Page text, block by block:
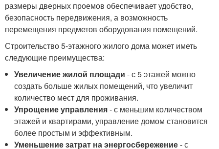
размеры дверных проемов обеспечивает удобство,
безопасность передвижения, а возможность
перемещения предметов оборудования помещений.
Строительство 5-этажного жилого дома может иметь
следующие преимущества:
Увеличение жилой площади - с 5 этажей можно
создать больше жилых помещений, что увеличит
количество мест для проживания.
Упрощение управления- с меньшим количеством
этажей и квартирами, управление домом становится
более простым и эффективным.
Уменьшение затрат на энергосбережение- с